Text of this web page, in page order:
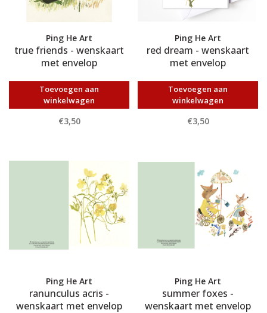
Ping He Art
true friends - wenskaart
met envelop
Toevoegen aan
winkelwagen
€3,50
Ping He Art
red dream - wenskaart
met envelop
Toevoegen aan
winkelwagen
€3,50
Ping He Art
ranunculus acris -
wenskaart met envelop
Ping He Art
summer foxes -
wenskaart met envelop